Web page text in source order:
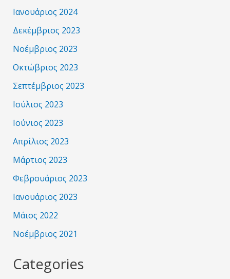
Ιανουάριος 2024
Δεκέμβριος 2023
Νοέμβριος 2023
Οκτώβριος 2023
Σεπτέμβριος 2023
Ιούλιος 2023
Ιούνιος 2023
Απρίλιος 2023
Μάρτιος 2023
Φεβρουάριος 2023
Ιανουάριος 2023
Μάιος 2022
Νοέμβριος 2021
Categories